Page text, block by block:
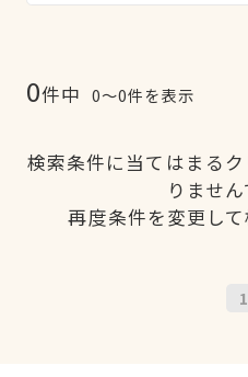
0件中 0〜0件を表示
検索条件に当てはまる
りません
再度条件を変更して
1